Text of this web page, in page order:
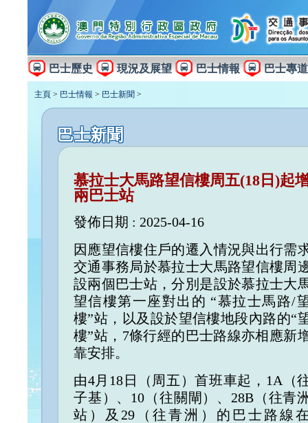
巴士歷史 現況及展望 巴士情報 巴士專道
主頁 > 巴士情報 > 巴士新聞 >
巴士新聞
慕拉士大馬路望信樓周五(18日)起
兩巴士站
發佈日期 : 2025-04-16
因應望信樓住戶的遷入情況與出行需
交通事務局於慕拉士大馬路望信樓周
設兩個巴士站，分別是設於慕拉士大
望信樓第一座對出的 “慕拉士馬路/
樓”站，以及設於望信樓地段內路的“
樓”站，7條行經的巴士路線亦相應新
靠安排。
由4月18日（周五）首班車起，1A（
子基）、10（往關閘）、28B（往青
站）及29（往青洲）的巴士路線